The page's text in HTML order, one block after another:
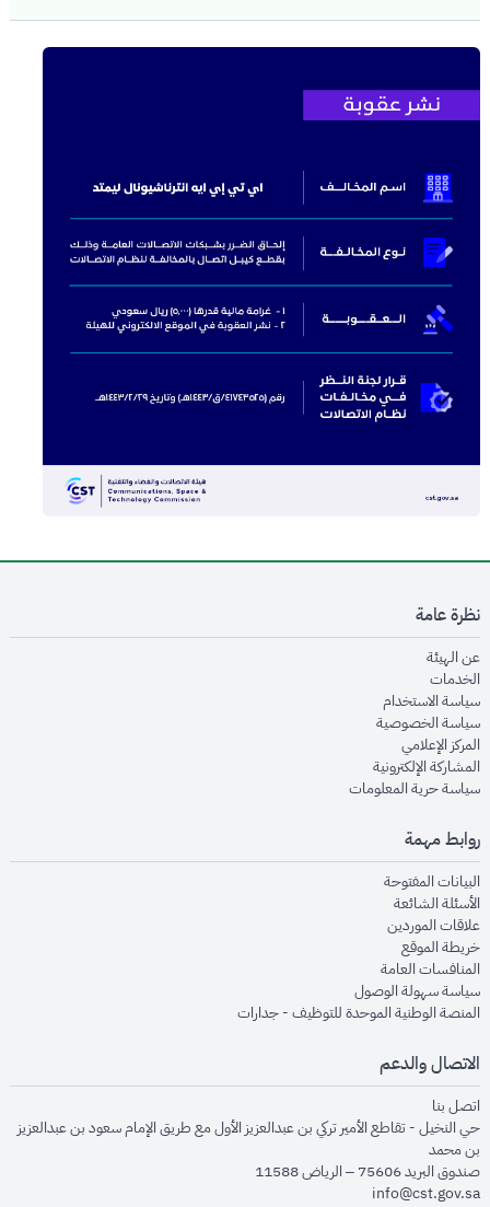
نظرة عامة
عن الهيئةopens in new window
الخدماتopens in new window
سياسة الاستخدام
سياسة الخصوصيةopens in new window
المركز الإعلاميopens in new window
المشاركة الإلكترونيةopens in new window
سياسة حرية المعلوماتopens in new window
روابط مهمة
البيانات المفتوحةopens in new window
الأسئلة الشائعةopens in new window
علاقات الموردينopens in new window
خريطة الموقعopens in new window
المنافسات العامةopens in new window
سياسة سهولة الوصولopens in new window
المنصة الوطنية الموحدة للتوظيف - جداراتopens in new window
الاتصال والدعم
اتصل بنا
حي النخيل - تقاطع الأمير تركي بن عبدالعزيز الأول مع طريق الإمام سعود بن عبدالعزيز
بن محمد
صندوق البريد 75606 – الرياض 11588
info@cst.gov.sa